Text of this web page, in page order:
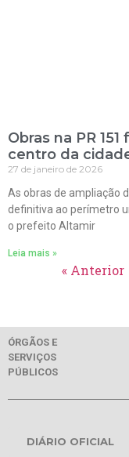
Obras na PR
centro da
27 de janeiro de 2026
As obras de ampliação
definitiva ao perímetro
o prefeito Altamir
Leia mais »
« Anterior
ÓRGÃOS E
SERVIÇOS
PÚBLICOS
DIÁRIO OFICIAL